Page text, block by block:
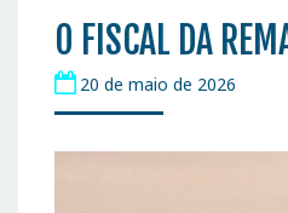
O FISCAL DA
20 de maio de 2026